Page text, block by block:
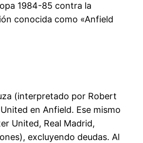
1984-85 contra la
conocida como «Anfield
(interpretado por Robert
en Anfield. Ese mismo
United, Real Madrid,
excluyendo deudas. Al